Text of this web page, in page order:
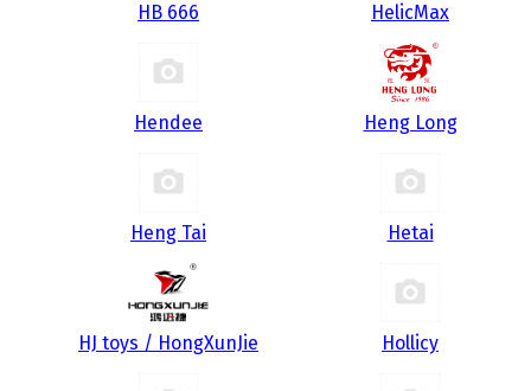
HB 666 HelicMax
Hendee Heng Long
Heng Tai Hetai
HJ toys / HongXunJie Hollicy